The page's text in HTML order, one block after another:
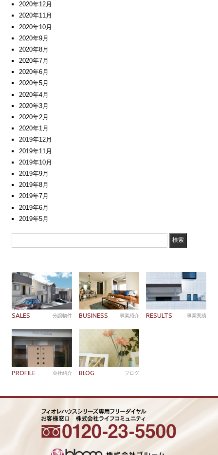
2020年12月
2020年11月
2020年10月
2020年9月
2020年8月
2020年7月
2020年6月
2020年5月
2020年4月
2020年3月
2020年2月
2020年1月
2019年12月
2019年11月
2019年10月
2019年9月
2019年8月
2019年7月
2019年6月
2019年5月
SALES 分譲物件 BUSINESS 事業紹介 RESULTS 事業実績
PROFILE 会社紹介 BLOG ブログ